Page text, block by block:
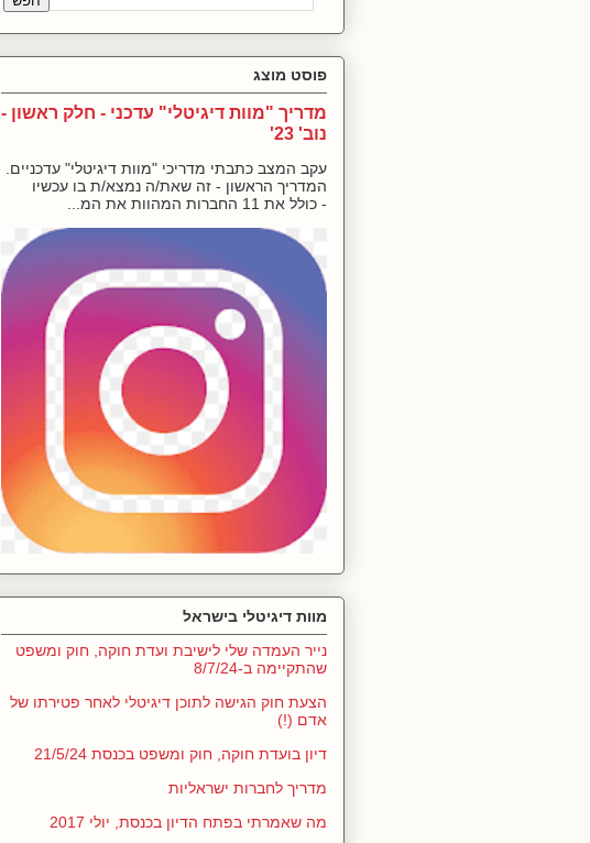
פוסט מוצג
מדריך "מוות דיגיטלי" עדכני - חלק ראשון -
נוב' 23'
עקב המצב כתבתי מדריכי "מוות דיגיטלי" עדכניים.
המדריך הראשון - זה שאת/ה נמצא/ת בו עכשיו
- כולל את 11 החברות המהוות את המ...
מוות דיגיטלי בישראל
נייר העמדה שלי לישיבת ועדת חוקה, חוק ומשפט
שהתקיימה ב-8/7/24
הצעת חוק הגישה לתוכן דיגיטלי לאחר פטירתו של
אדם (!)
דיון בועדת חוקה, חוק ומשפט בכנסת 21/5/24
מדריך לחברות ישראליות
מה שאמרתי בפתח הדיון בכנסת, יולי 2017